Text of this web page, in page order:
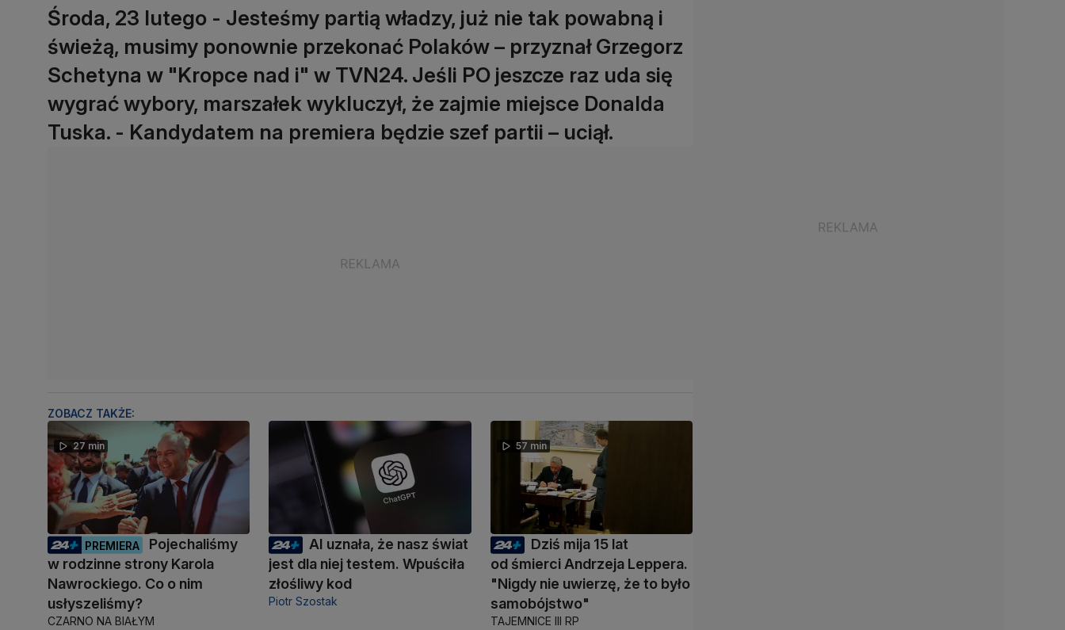
Środa, 23 lutego - Jesteśmy partią władzy, już nie tak powabną i
świeżą, musimy ponownie przekonać Polaków – przyznał Grzegorz
Schetyna w "Kropce nad i" w TVN24. Jeśli PO jeszcze raz uda się
wygrać wybory, marszałek wykluczył, że zajmie miejsce Donalda
Tuska. - Kandydatem na premiera będzie szef partii – uciął.
ZOBACZ TAKŻE:
27 min
PREMIERA
Pojechaliśmy
w rodzinne strony Karola
Nawrockiego. Co o nim
usłyszeliśmy?
CZARNO NA BIAŁYM
AI uznała, że nasz świat
jest dla niej testem. Wpuściła
złośliwy kod
Piotr Szostak
57 min
Dziś mija 15 lat
od śmierci Andrzeja Leppera.
"Nigdy nie uwierzę, że to było
samobójstwo"
TAJEMNICE III RP